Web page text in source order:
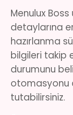
Menulux
detaylarına
hazırlanma
bilgileri takip
durumunu
otomasyonu
tutabilirsiniz.